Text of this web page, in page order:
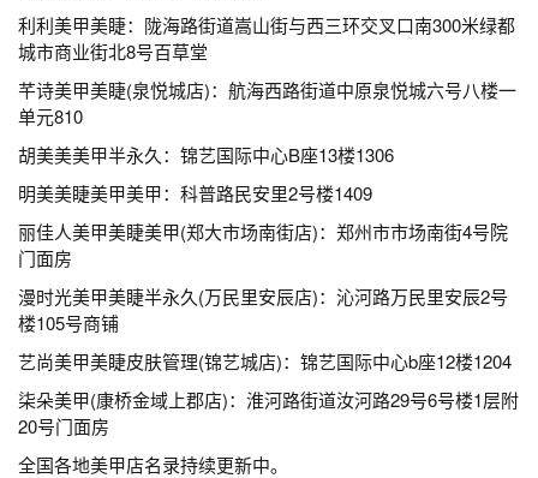
利利美甲美睫：陇海路街道嵩山街与西三环交叉口南300米绿都
城市商业街北8号百草堂
芊诗美甲美睫(泉悦城店)：航海西路街道中原泉悦城六号八楼一
单元810
胡美美美甲半永久：锦艺国际中心B座13楼1306
明美美睫美甲美甲：科普路民安里2号楼1409
丽佳人美甲美睫美甲(郑大市场南街店)：郑州市市场南街4号院
门面房
漫时光美甲美睫半永久(万民里安辰店)：沁河路万民里安辰2号
楼105号商铺
艺尚美甲美睫皮肤管理(锦艺城店)：锦艺国际中心b座12楼1204
柒朵美甲(康桥金域上郡店)：淮河路街道汝河路29号6号楼1层附
20号门面房
全国各地美甲店名录持续更新中。